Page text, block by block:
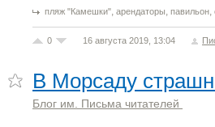
пляж "Камешки", арендаторы, павильон,
0 16 августа 2019, 13:04
В Морсаду
Блог им. Письма читателей